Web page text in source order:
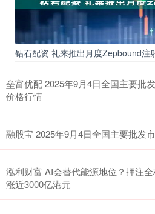
钻石配资 礼来推出月度Zepbound注
垒富优配 2025年9月4日全国主要批
价格行情
融股宝 2025年9月4日全国主要批发
泓利财富 AI会替代能源地位？押注
涨近3000亿港元